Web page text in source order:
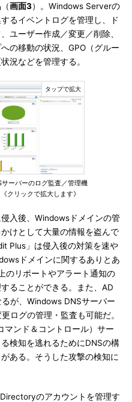
画面3）。Windows Serverの
るイベントログを管理し、ド
ユーザー作成／変更／削除、
の移動の状況、GPO（グルー
況などを管理する。
ーバーのログ監査／管理機
クリックで拡大します》
入後、Windowsドメインの管
けとして大量の情報を盗んで
Plus」は侵入後の対策を速や
ドメインに関するありとあ
のリポートやアラート通知の
ることができる。また、AD
が、Windows DNSサーバー
ログの管理・監査も可能だ。
マンド＆コントロール）サー
検知を逃れるためにDNSの構
ある。そうした攻撃の検知に
のアカウントを管理す